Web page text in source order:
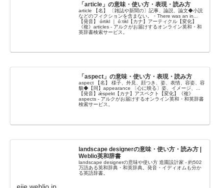
「article」の意味・使い方・表現・読み方
article 【名】 〔雑誌や新聞の〕記事、論説、論文◆小説
などのフィクションを含まない。・There was an in...
【発音】 ɑ́rtikl ｜ ɑ́ːtikl【カナ】アーティクル【変化】
《複》articles - アルクがお届けするオンライン英和・和
英辞書検索サービス。
「aspect」の意味・使い方・表現・読み方
aspect 【名】 様子、外見、顔つき、姿、表情、容姿、容
貌◆【同】appearance 〔心に映る〕姿、イメージ、...
【発音】ǽspekt【カナ】アスペクト【変化】《複》
aspects - アルクがお届けするオンライン英和・和英辞書
検索サービス。
landscape designerの意味・使い方・読み方 |
Weblio英和辞書
landscape designerの意味や使い方 造園設計家 - 約502
万語ある英和辞典・和英辞典。発音・イディオムも分か
る英語辞書。